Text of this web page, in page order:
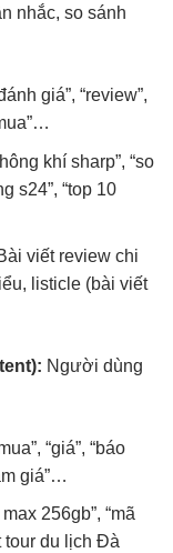
nhắc, so sánh
giá”, “review”,
khí sharp”, “so
s24”, “top 10
viết review chi
listicle (bài viết
Người dùng
“giá”, “báo
giá”…
256gb”, “mã
tour du lịch Đà